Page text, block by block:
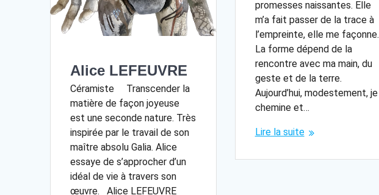
Alice LEFEUVRE
Céramiste Transcender la
matière de façon joyeuse
est une seconde nature. Très
inspirée par le travail de son
maître absolu Galia. Alice
essaye de s’approcher d’un
idéal de vie à travers son
œuvre. Alice LEFEUVRE
promesses naissantes. Elle
m’a fait passer de la trace à
l’empreinte, elle me façonne.
La forme dépend de la
rencontre avec ma main, du
geste et de la terre.
Aujourd’hui, modestement, je
chemine et…
Lire la suite